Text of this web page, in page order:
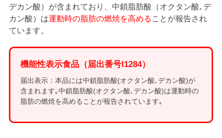
デカン酸）が含まれており、中鎖脂肪酸（オクタン酸､デ
カン酸）は運動時の脂肪の燃焼を高める ことが報告され
ています。
機能性表示食品（届出番号I1284）
届出表示：本品には中鎖脂肪酸(オクタン酸､デカン酸)が
含まれます｡中鎖脂肪酸(オクタン酸､デカン酸)は運動時の
脂肪の燃焼を高めることが報告されています｡